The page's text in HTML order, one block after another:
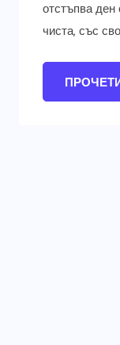
отстъпва ден
чиста, със